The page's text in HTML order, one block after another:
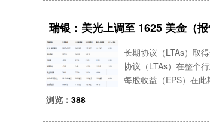
瑞银：美光上调至 1625 美金（报
长期协议（LTAs）取
协议（LTAs）在整个
每股收益（EPS）在
浏览： 388